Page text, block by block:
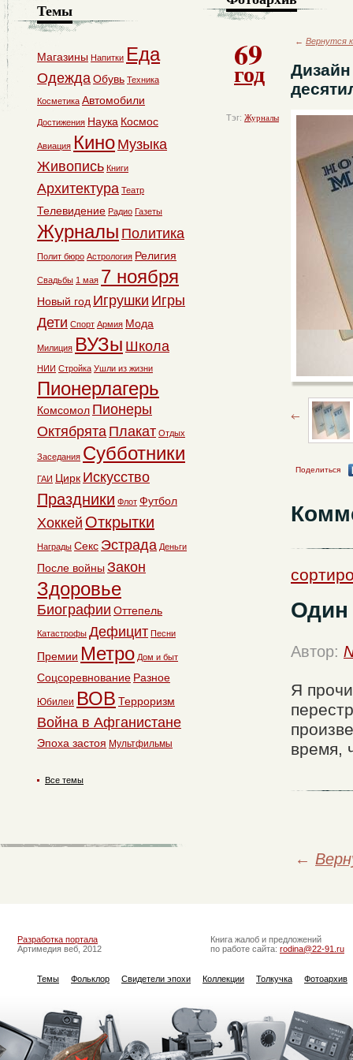
69
год
Тэг: Журналы
← Вернутся
Поделиться
Один
Автор:
Я
время,
←
Темы
Магазины Напитки Еда
ОдеждаОбувь Техника
Косметика Автомобили
Достижения Наука Космос
Авиация Кино Музыка
Живопись Книги
Архитектура Театр
Телевидение Радио Газеты
Журналы Политика
Полит бюро Астрология Религия
Свадьбы 1 мая 7 ноября
Новый год Игрушки Игры
Дети Спорт Армия Мода
Милиция ВУЗы Школа
НИИ Стройка Ушли из жизни
Пионерлагерь
Комсомол Пионеры
Октябрята Плакат Отдых
Заседания Субботники
ГАИ Цирк Искусство
Праздники Флот Футбол
Хоккей Открытки
Награды Секс Эстрада Деньги
После войны Закон
Здоровье
Биографии Оттепель
Катастрофы Дефицит Песни
Премии Метро Дом и быт
Соцсоревнование Разное
Юбилеи ВОВ Терроризм
Война в Афганистане
Эпоха застоя Мультфильмы
Все темы
Разработка портала
Артимедия веб, 2012
Книга жалоб и предложений
по работе сайта: rodina@22-91.ru
Темы Фольклор Свидетели эпохи Коллекции Толкучка Фотоархив